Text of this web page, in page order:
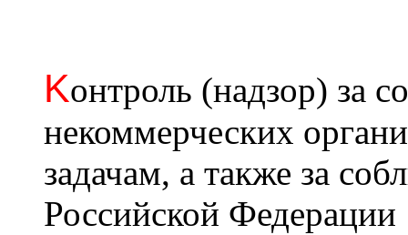
Kонтроль (надзор) за
некоммерческих
задачам, а также за
Российской Федерации